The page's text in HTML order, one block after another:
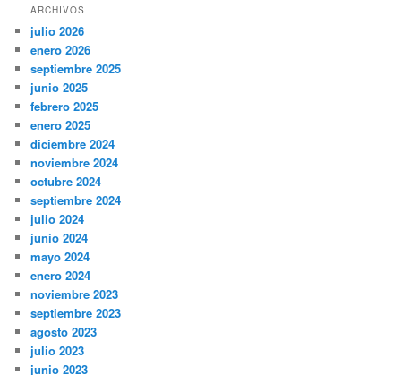
ARCHIVOS
julio 2026
enero 2026
septiembre 2025
junio 2025
febrero 2025
enero 2025
diciembre 2024
noviembre 2024
octubre 2024
septiembre 2024
julio 2024
junio 2024
mayo 2024
enero 2024
noviembre 2023
septiembre 2023
agosto 2023
julio 2023
junio 2023